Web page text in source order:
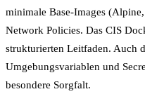
minimale Base-Images
Network Policies. Das CIS
strukturierten Leitfaden. Auch
Umgebungsvariablen und
besondere Sorgfalt.